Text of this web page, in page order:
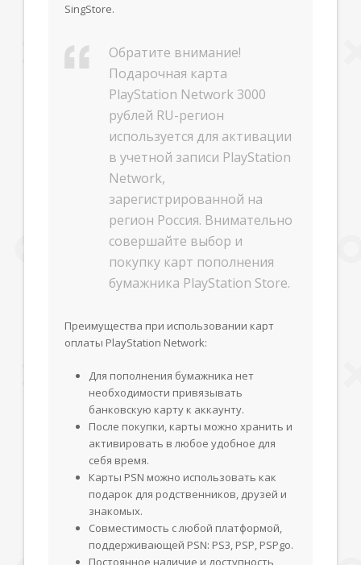
SingStore.
Обратите внимание!
Подарочная карта
PlayStation Network 3000
рублей RU-регион
используется для активации
в учетной записи PlayStation
Network,
зарегистрированной на
регион Россия. Внимательно
совершайте выбор и
покупку карт пополнения
бумажника PlayStation Store.
Преимущества при использовании карт
оплаты PlayStation Network:
Для пополнения бумажника нет
необходимости привязывать
банковскую карту к аккаунту.
После покупки, карты можно хранить и
активировать в любое удобное для
себя время.
Карты PSN можно использовать как
подарок для родственников, друзей и
знакомых.
Совместимость с любой платформой,
поддерживающей PSN: PS3, PSP, PSPgo.
Постоянное наличие и доступность